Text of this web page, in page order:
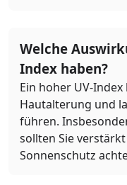
Welche
Index haben?
Ein hoher UV-
Hautalterung und
führen.
sollten Sie
Sonnenschutz